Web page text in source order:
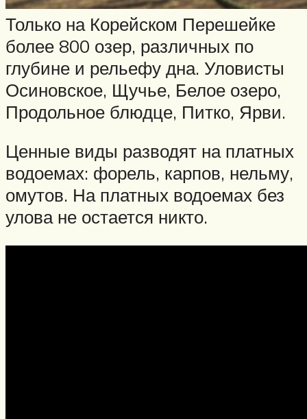
Только на Корейском Перешейке
более 800 озер, различных по
глубине и рельефу дна. Уловисты
Осиновское, Щучье, Белое озеро,
Продольное блюдце, Питко, Ярви.
Ценные виды разводят на платных
водоемах: форель, карпов, нельму,
омутов. На платных водоемах без
улова не остается никто.